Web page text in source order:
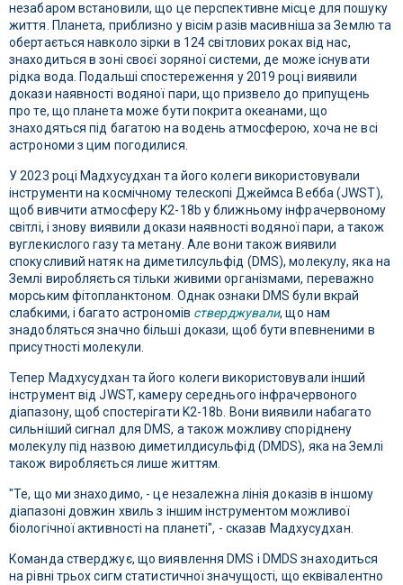
незабаром встановили, що це перспективне місце для пошуку
життя. Планета, приблизно у вісім разів масивніша за Землю та
обертається навколо зірки в 124 світлових роках від нас,
знаходиться в зоні своєї зоряної системи, де може існувати
рідка вода. Подальші спостереження у 2019 році виявили
докази наявності водяної пари, що призвело до припущень
про те, що планета може бути покрита океанами, що
знаходяться під багатою на водень атмосферою, хоча не всі
астрономи з цим погодилися.
У 2023 році Мадхусудхан та його колеги використовували
інструменти на космічному телескопі Джеймса Вебба (JWST),
щоб вивчити атмосферу K2-18b у ближньому інфрачервоному
світлі, і знову виявили докази наявності водяної пари, а також
вуглекислого газу та метану. Але вони також виявили
спокусливий натяк на диметилсульфід (DMS), молекулу, яка на
Землі виробляється тільки живими організмами, переважно
морським фітопланктоном. Однак ознаки DMS були вкрай
слабкими, і багато астрономів стверджували, що нам
знадобляться значно більші докази, щоб бути впевненими в
присутності молекули.
Тепер Мадхусудхан та його колеги використовували інший
інструмент від JWST, камеру середнього інфрачервоного
діапазону, щоб спостерігати K2-18b. Вони виявили набагато
сильніший сигнал для DMS, а також можливу споріднену
молекулу під назвою диметилдисульфід (DMDS), яка на Землі
також виробляється лише життям.
"Те, що ми знаходимо, - це незалежна лінія доказів в іншому
діапазоні довжин хвиль з іншим інструментом можливої ​​
біологічної активності на планеті", - сказав Мадхусудхан.
Команда стверджує, що виявлення DMS і DMDS знаходиться
на рівні трьох сигм статистичної значущості, що еквівалентно